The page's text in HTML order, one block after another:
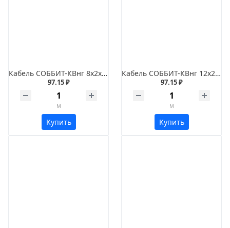
Кабель СОББИТ-КВнг 8х2х0,75
97.15 ₽
м
Купить
Кабель СОББИТ-КВнг 12х2х0,5
97.15 ₽
м
Купить